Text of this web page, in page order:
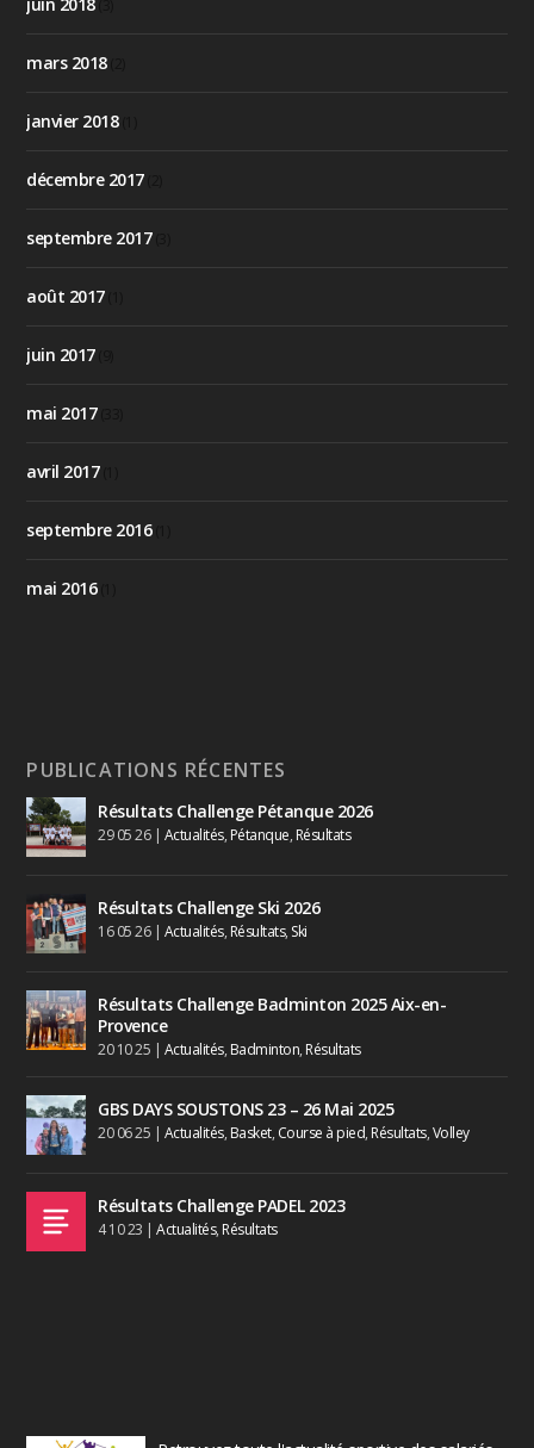
(3)
mars 2018(2)
janvier 2018(1)
décembre 2017(2)
septembre 2017(3)
août 2017(1)
juin 2017(9)
mai 2017(33)
avril 2017(1)
septembre 2016(1)
mai 2016(1)
PUBLICATIONS RÉCENTES
Résultats Challenge Pétanque 2026
29 05 26| Actualités, Pétanque, Résultats
Résultats Challenge Ski 2026
16 05 26| Actualités, Résultats, Ski
Résultats Challenge Badminton 2025 Aix-en-
Provence
20 10 25 | Actualités, Badminton, Résultats
GBS DAYS SOUSTONS 23 – 26 Mai 2025
20 06 25 | Actualités, Basket, Course à pied, Résultats,Volley
Résultats Challenge PADEL 2023
4 10 23 |Actualités, Résultats